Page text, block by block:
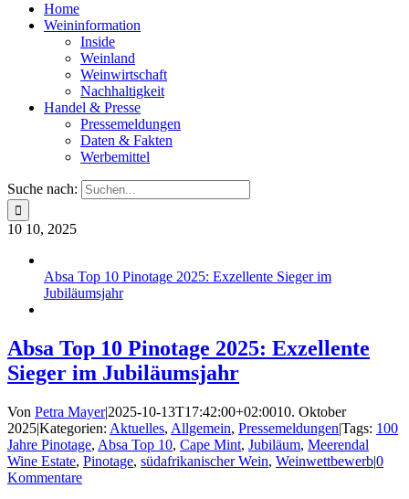
Home
Weininformation
Inside
Weinland
Weinwirtschaft
Nachhaltigkeit
Handel & Presse
Pressemeldungen
Daten & Fakten
Werbemittel
Suche nach:
10 10, 2025
Absa Top 10 Pinotage 2025: Exzellente Sieger im
Jubiläumsjahr
Absa Top 10 Pinotage 2025: Exzellente
Sieger im Jubiläumsjahr
Von Petra Mayer|2025-10-13T17:42:00+02:0010. Oktober
2025|Kategorien: Aktuelles, Allgemein, Pressemeldungen|Tags: 100
Jahre Pinotage, Absa Top 10, Cape Mint, Jubiläum, Meerendal
Wine Estate, Pinotage, südafrikanischer Wein, Weinwettbewerb|0
Kommentare